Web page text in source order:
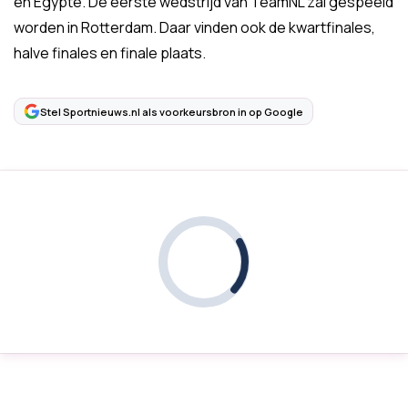
worden in Rotterdam. Daar vinden ook de kwartfinales,
halve finales en finale plaats.
Stel Sportnieuws.nl als voorkeursbron in op Google